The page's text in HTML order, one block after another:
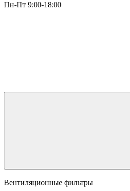
Пн-Пт 9:00-18:00
Вентиляционные фильтры